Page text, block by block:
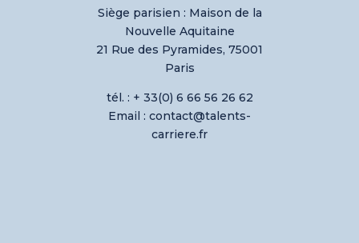
Siège parisien : Maison de la
Nouvelle Aquitaine
21 Rue des Pyramides, 75001
Paris
tél. : + 33(0) 6 66 56 26 62
Email : contact@talents-
carriere.fr